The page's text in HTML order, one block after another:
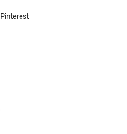
Pinterest